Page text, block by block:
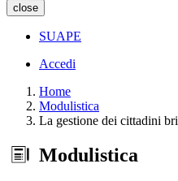
close
SUAPE
Accedi
Home
Modulistica
La gestione dei cittadini
Modulistica